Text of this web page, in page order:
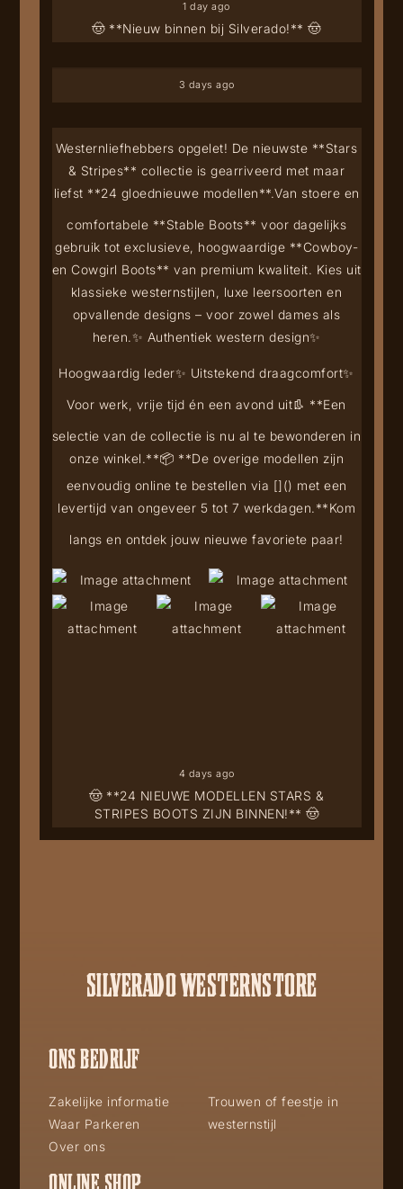
🤠 **Nieuw binnen bij Silverado!** 🤠
1 day ago
3 days ago
🤠 **24 NIEUWE MODELLEN STARS &
STRIPES BOOTS ZIJN BINNEN!** 🤠
Westernliefhebbers opgelet! De nieuwste **Stars
& Stripes** collectie is gearriveerd met maar
liefst **24 gloednieuwe modellen**.Van stoere en
comfortabele **Stable Boots** voor dagelijks
gebruik tot exclusieve, hoogwaardige **Cowboy-
en Cowgirl Boots** van premium kwaliteit. Kies uit
klassieke westernstijlen, luxe leersoorten en
opvallende designs – voor zowel dames als
heren.✨ Authentiek western design✨
Hoogwaardig leder✨ Uitstekend draagcomfort✨
Voor werk, vrije tijd én een avond uit👢 **Een
selectie van de collectie is nu al te bewonderen in
onze winkel.**📦 **De overige modellen zijn
eenvoudig online te bestellen via []() met een
levertijd van ongeveer 5 tot 7 werkdagen.**Kom
langs en ontdek jouw nieuwe favoriete paar!
4 days ago
SILVERADO WESTERNSTORE
ONS BEDRIJF
Zakelijke informatie
Waar Parkeren
Over ons
Trouwen of feestje in
westernstijl
ONLINE SHOP